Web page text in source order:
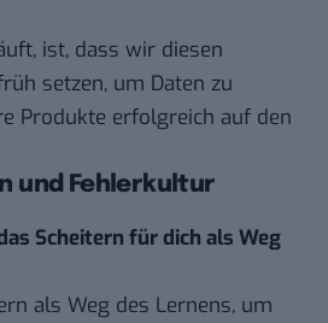
ist, dass wir diesen
setzen, um Daten zu
Produkte erfolgreich auf den
und Fehlerkultur
Scheitern für dich als Weg
als Weg des Lernens, um